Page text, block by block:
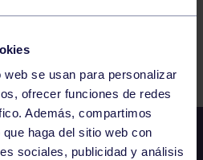
se usan para personalizar
ofrecer funciones de redes
Además, compartimos
haga del sitio web con
sociales, publicidad y análisis